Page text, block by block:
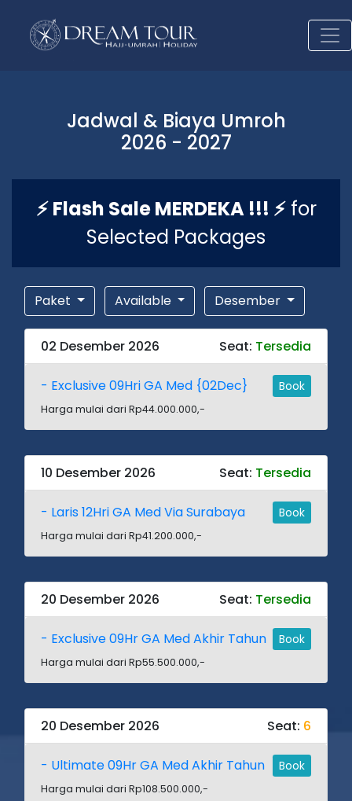
Jadwal & Biaya Umroh
2026 - 2027
⚡ Flash Sale MERDEKA !!! ⚡for
Selected Packages
Paket Available Desember
02 Desember 2026 Seat: Tersedia
- Exclusive 09Hri GA Med {02Dec} Book
Harga mulai dari Rp44.000.000,-
10 Desember 2026 Seat: Tersedia
- Laris 12Hri GA Med Via Surabaya Book
Harga mulai dari Rp41.200.000,-
20 Desember 2026 Seat: Tersedia
- Exclusive 09Hr GA Med Akhir Tahun Book
Harga mulai dari Rp55.500.000,-
20 Desember 2026 Seat: 6
- Ultimate 09Hr GA Med Akhir Tahun Book
Harga mulai dari Rp108.500.000,-